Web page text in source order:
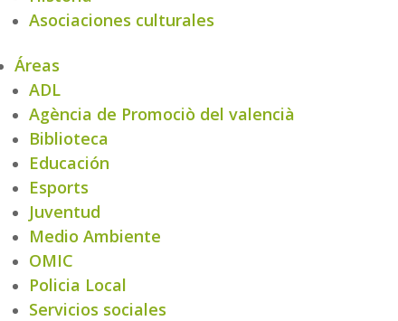
Asociaciones culturales
Áreas
ADL
Agència de Promociò del valencià
Biblioteca
Educación
Esports
Juventud
Medio Ambiente
OMIC
Policia Local
Servicios sociales